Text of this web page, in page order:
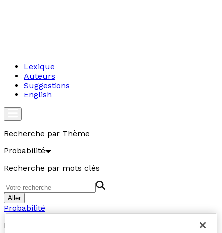
Lexique
Auteurs
Suggestions
English
Recherche par Thème
Probabilité
Recherche par mots clés
Aller
Probabilité
Évènements indépendants